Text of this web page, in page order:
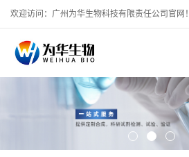
欢迎访问：广州为华生物科技有限责任公司官网！